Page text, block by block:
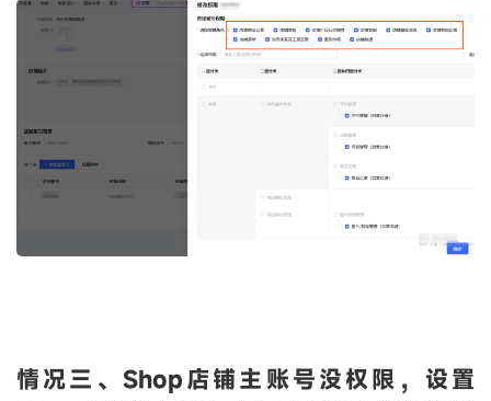
情况三、Shop店铺主账号没权限，设置